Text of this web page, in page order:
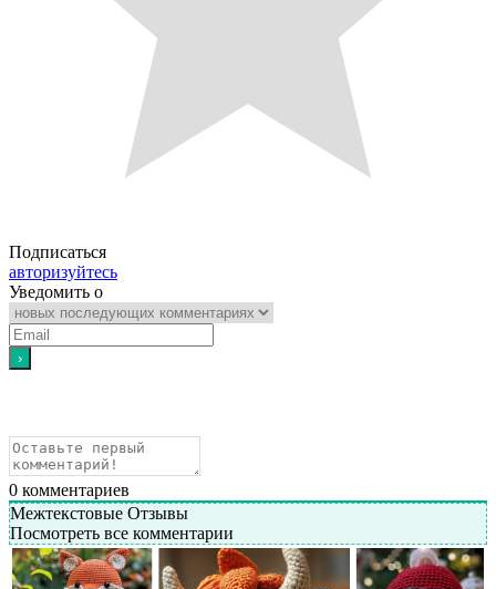
Подписаться
авторизуйтесь
Уведомить о
0 комментариев
Межтекстовые Отзывы
Посмотреть все комментарии